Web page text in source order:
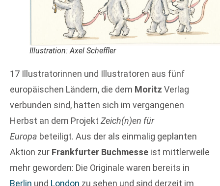
Illustration: Axel Scheffler
17 Illustratorinnen und Illustratoren aus fünf
europäischen Ländern, die dem Moritz Verlag
verbunden sind, hatten sich im vergangenen
Herbst an dem Projekt Zeich(n)en für
Europa beteiligt. Aus der als einmalig geplanten
Aktion zur Frankfurter Buchmesse ist mittlerweile
mehr geworden: Die Originale waren bereits in
Berlin und London zu sehen und sind derzeit im